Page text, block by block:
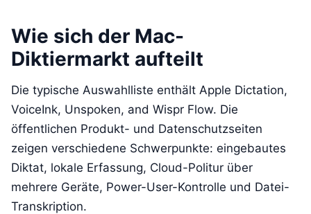
Wie sich der Mac-
Diktiermarkt aufteilt
Die typische Auswahlliste enthält Apple Dictation,
VoiceInk, Unspoken, and Wispr Flow. Die
öffentlichen Produkt- und Datenschutzseiten
zeigen verschiedene Schwerpunkte: eingebautes
Diktat, lokale Erfassung, Cloud-Politur über
mehrere Geräte, Power-User-Kontrolle und Datei-
Transkription.